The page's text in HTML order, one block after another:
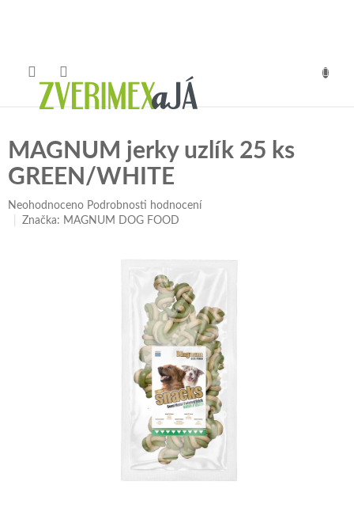
MAGNUM jerky uzlík 25 ks
GREEN/WHITE
Průměrné
hodnocení
Neohodnoceno Podrobnosti hodnocení
Značka: MAGNUM DOG FOOD